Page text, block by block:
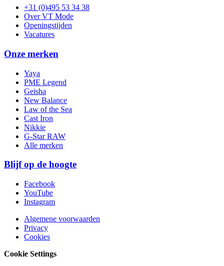
+31 (0)495 53 34 38
Over VT Mode
Openingstijden
Vacatures
Onze merken
Yaya
PME Legend
Geisha
New Balance
Law of the Sea
Cast Iron
Nikkie
G-Star RAW
Alle merken
Blijf op de hoogte
Facebook
YouTube
Instagram
Algemene voorwaarden
Privacy
Cookies
Cookie Settings